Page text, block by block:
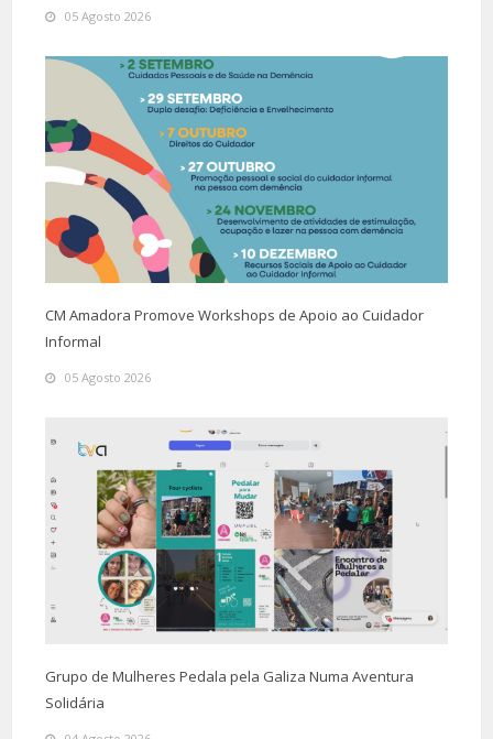
05 Agosto 2026
CM Amadora Promove Workshops de Apoio ao Cuidador
Informal
05 Agosto 2026
Grupo de Mulheres Pedala pela Galiza Numa Aventura
Solidária